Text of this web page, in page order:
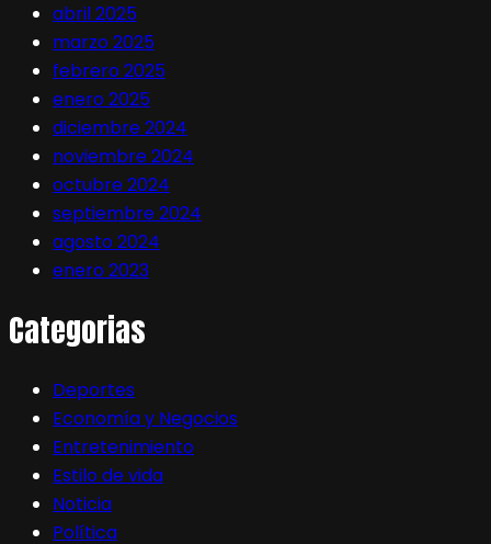
abril 2025
marzo 2025
febrero 2025
enero 2025
diciembre 2024
noviembre 2024
octubre 2024
septiembre 2024
agosto 2024
enero 2023
Categorias
Deportes
Economía y Negocios
Entretenimiento
Estilo de vida
Noticia
Política